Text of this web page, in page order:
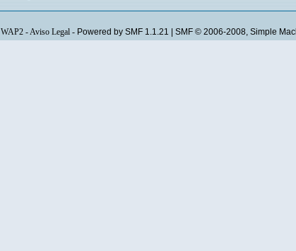
WAP2-Aviso Legal- Powered by SMF 1.1.21 SMF © 2006-2008, Simple